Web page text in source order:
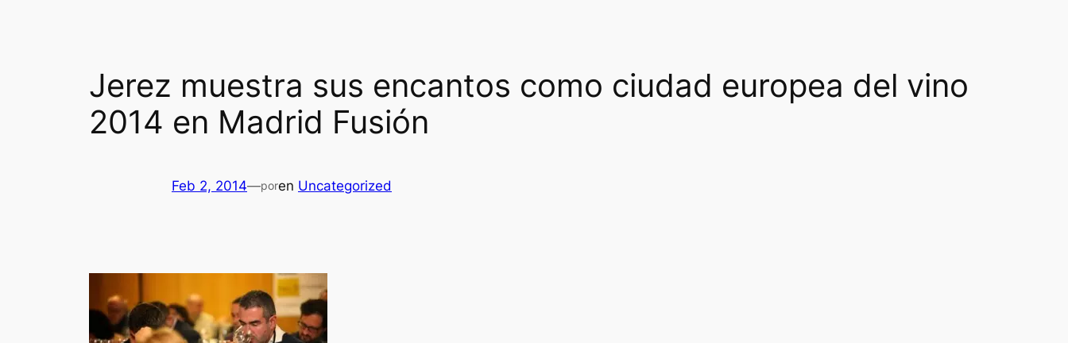
Jerez muestra sus encantos como ciudad europea del vino
2014 en Madrid Fusión
Feb 2, 2014—poren Uncategorized